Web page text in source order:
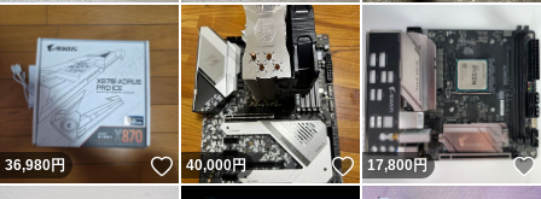
36,980円 いいね！
40,000円 いいね！
17,800円